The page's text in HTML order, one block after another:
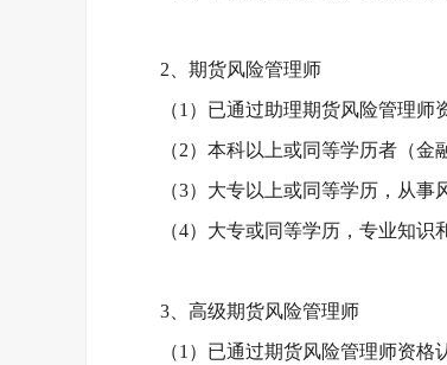
2、期货风险管理师
（1）已通过助理期货风险管理师
（2）本科以上或同等学历者（金
（3）大专以上或同等学历，从事
（4）大专或同等学历，专业知识
3、高级期货风险管理师
（1）已通过期货风险管理师资格